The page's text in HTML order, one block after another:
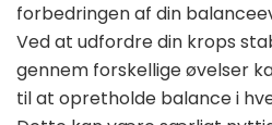
forbedringen af din
Ved at udfordre din krops
gennem forskellige øvelser
til at opretholde balance i